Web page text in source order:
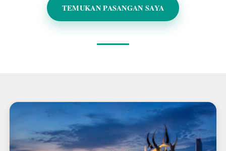
TEMUKAN PASANGAN SAYA